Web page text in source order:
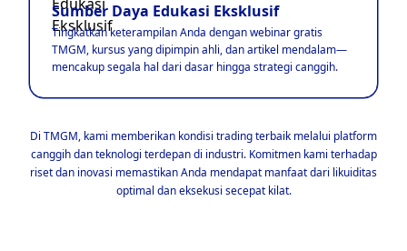
Sumber Daya Edukasi Eksklusif
Tingkatkan keterampilan Anda dengan webinar gratis
TMGM, kursus yang dipimpin ahli, dan artikel mendalam—
mencakup segala hal dari dasar hingga strategi canggih.
Di TMGM, kami memberikan kondisi trading terbaik melalui platform
canggih dan teknologi terdepan di industri. Komitmen kami terhadap
riset dan inovasi memastikan Anda mendapat manfaat dari likuiditas
optimal dan eksekusi secepat kilat.